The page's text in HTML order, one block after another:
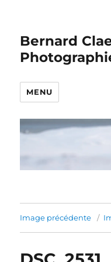
Bernard
MENU
Image précédente